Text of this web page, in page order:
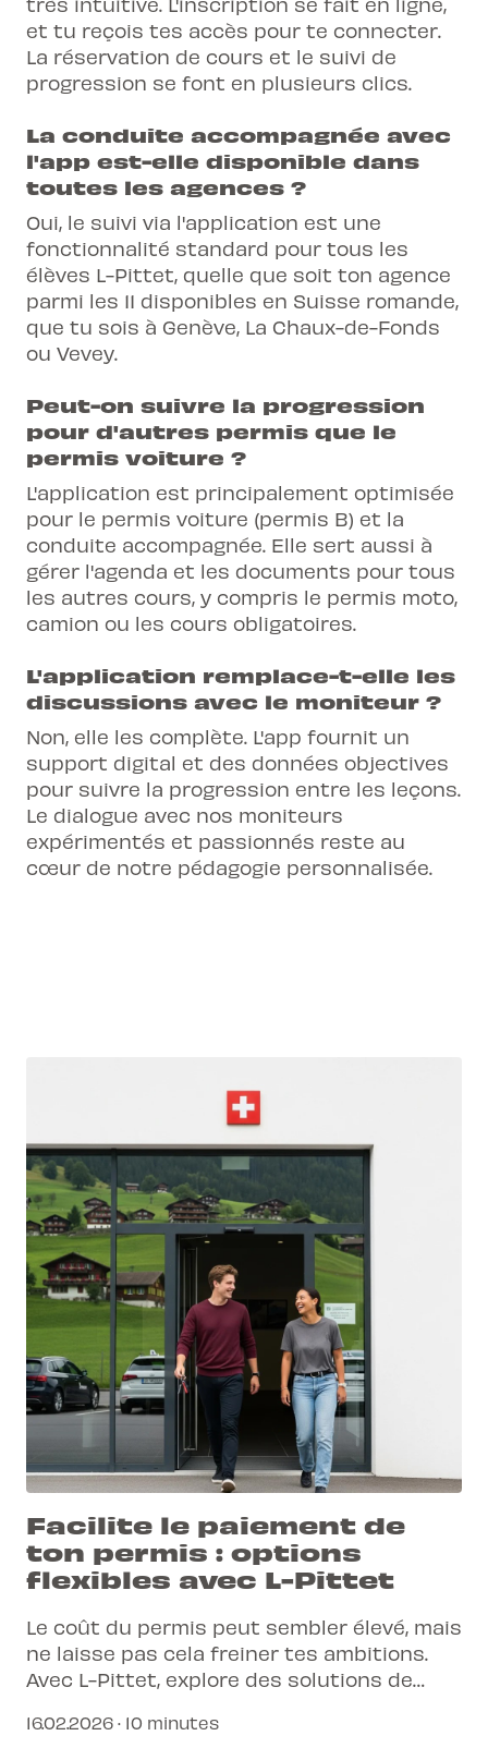
et tu reçois tes accès pour te connecter.
La réservation de cours et le suivi de
progression se font en plusieurs clics.
La conduite accompagnée avec
l'app est-elle disponible dans
toutes les agences ?
Oui, le suivi via l'application est une
fonctionnalité standard pour tous les
élèves L-Pittet, quelle que soit ton agence
parmi les 11 disponibles en Suisse romande,
que tu sois à Genève, La Chaux-de-Fonds
ou Vevey.
Peut-on suivre la progression
pour d'autres permis que le
permis voiture ?
L'application est principalement optimisée
pour le permis voiture (permis B) et la
conduite accompagnée. Elle sert aussi à
gérer l'agenda et les documents pour tous
les autres cours, y compris le permis moto,
camion ou les cours obligatoires.
L'application remplace-t-elle les
discussions avec le moniteur ?
Non, elle les complète. L'app fournit un
support digital et des données objectives
pour suivre la progression entre les leçons.
Le dialogue avec nos moniteurs
expérimentés et passionnés reste au
cœur de notre pédagogie personnalisée.
Facilite le paiement de
ton permis : options
flexibles avec L-Pittet
Le coût du permis peut sembler élevé, mais
ne laisse pas cela freiner tes ambitions.
Avec L-Pittet, explore des solutions de
formation sans stress.
16.02.2026 · 10 minutes